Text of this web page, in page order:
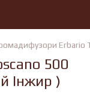
Erbario
500
Інжир )